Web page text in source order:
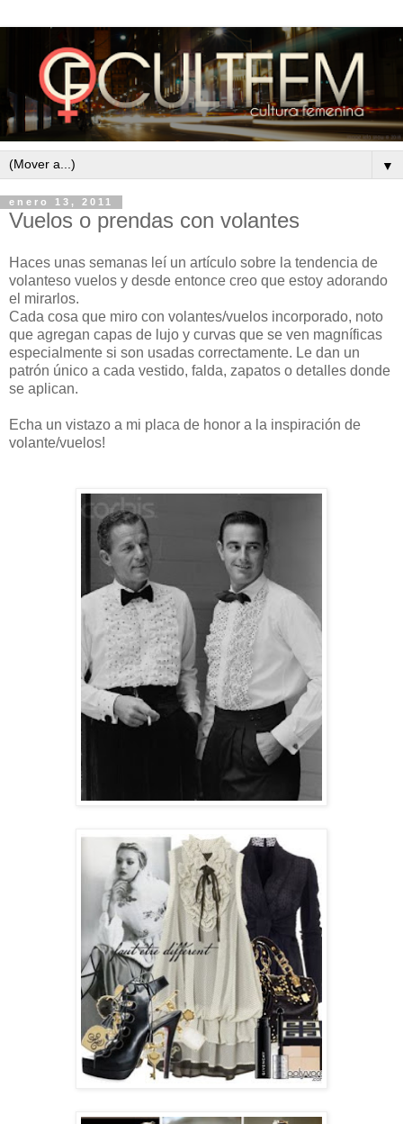
▼
enero 13, 2011
Vuelos o prendas con volantes
Haces unas semanas leí un artículo sobre la tendencia de
volanteso vuelos y desde entonce creo que estoy adorando
el mirarlos.
Cada cosa que miro con volantes/vuelos incorporado, noto
que agregan capas de lujo y curvas que se ven magníficas
especialmente si son usadas correctamente. Le dan un
patrón único a cada vestido, falda, zapatos o detalles donde
se aplican.
Echa un vistazo a mi placa de honor a la inspiración de
volante/vuelos!